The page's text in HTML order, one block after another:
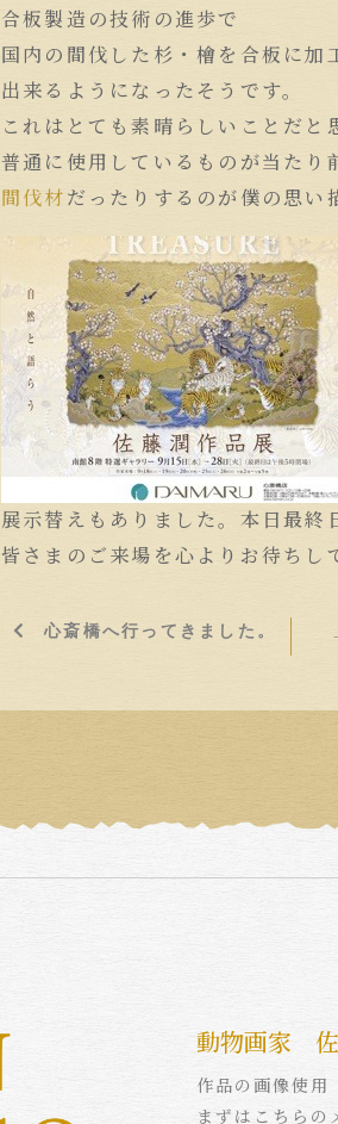
合板製造の技術の進歩で
国内の間伐した杉・檜を合板に加
出来るようになったそうです。
これはとても素晴らしいことだと
普通に使用しているものが当たり
間伐材だったりするのが僕の思い
展示替えもありました。本日最終
皆さまのご来場を心よりお待ちし
心斎橋へ行ってきました。
動物画家
作品の画像使用
まずはこちらの